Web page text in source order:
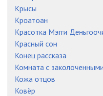
Крысы
Кроатоан
Красотка Мэгги
Красный сон
Конец рассказа
Комната с
Кожа отцов
Ковёр